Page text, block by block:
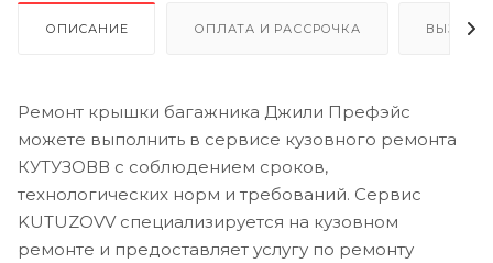
ОПИСАНИЕ ОПЛАТА И РАССРОЧКА ВЫЗОВ
Ремонт крышки багажника Джили Префэйс
можете выполнить в сервисе кузовного ремонта
КУТУЗОВВ с соблюдением сроков,
технологических норм и требований. Сервис
KUTUZOVV специализируется на кузовном
ремонте и предоставляет услугу по ремонту